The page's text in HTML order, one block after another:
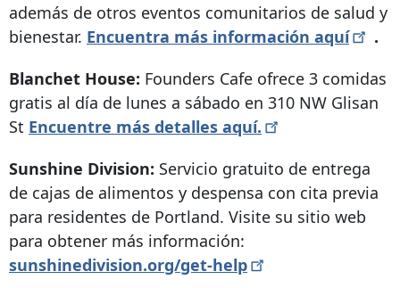
además de otros eventos comunitarios de salud y
bienestar. Encuentra más información aquí
.
Blanchet House: Founders Cafe ofrece 3 comidas
gratis al día de lunes a sábado en 310 NW Glisan
St Encuentre más detalles aquí.
Sunshine Division: Servicio gratuito de entrega
de cajas de alimentos y despensa con cita previa
para residentes de Portland. Visite su sitio web
para obtener más información:
sunshinedivision.org/get-help